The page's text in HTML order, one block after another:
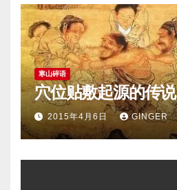
寒山碎语
穴位贴敷起源的传说
2015年4月6日 GINGER